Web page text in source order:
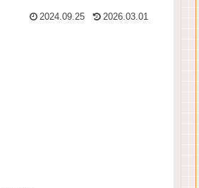
2024.09.25 2026.03.01